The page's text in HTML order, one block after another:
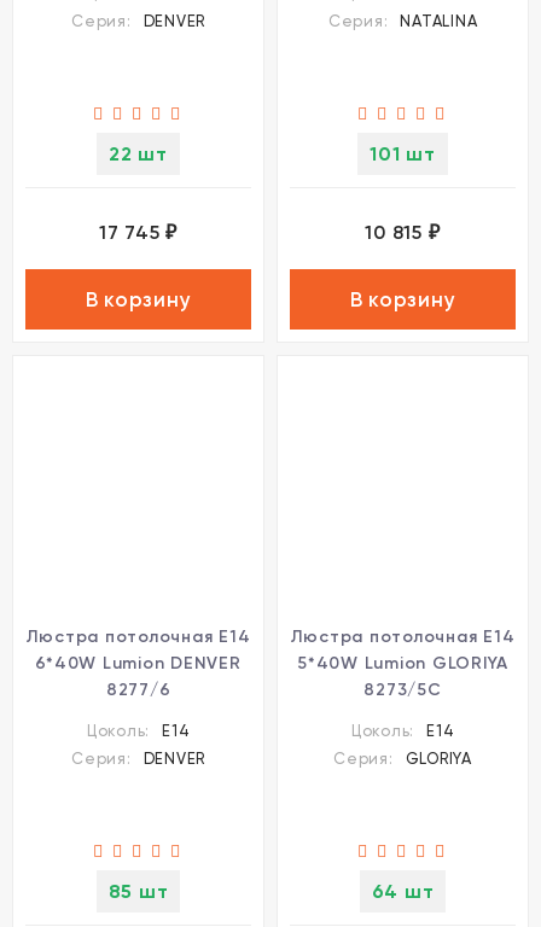
Серия:
DENVER
22 шт
17 745₽
В корзину
Серия:
NATALINA
101 шт
10 815 ₽
В корзину
Люстра потолочная Е14
6*40W Lumion DENVER
8277/6
Цоколь:
E14
Серия:
DENVER
85 шт
Люстра потолочная Е14
5*40W Lumion GLORIYA
8273/5C
Цоколь:
E14
Серия:
GLORIYA
64 шт